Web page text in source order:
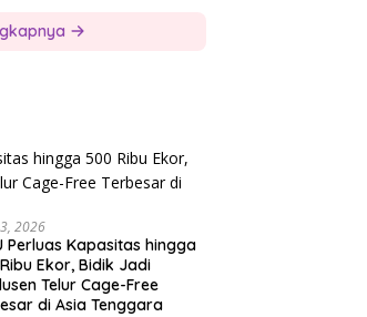
2026
Perluas Kapasitas hingga
Ekor, Bidik Jadi
Telur Cage-Free
di Asia Tenggara